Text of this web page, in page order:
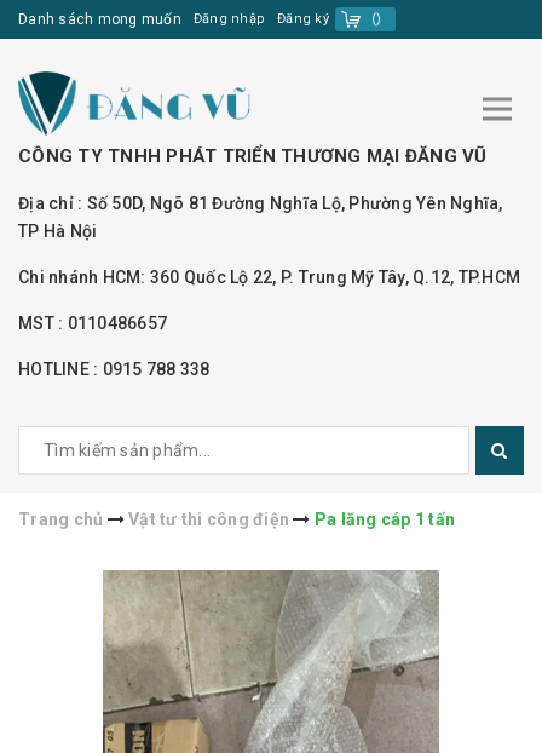
Danh sách mong muốn Đăng nhập Đăng ký ()
CÔNG TY TNHH PHÁT TRIỂN THƯƠNG MẠI ĐĂNG VŨ
Địa chỉ : Số 50D, Ngõ 81 Đường Nghĩa Lộ, Phường Yên Nghĩa,
TP Hà Nội
Chi nhánh HCM: 360 Quốc Lộ 22, P. Trung Mỹ Tây, Q.12, TP.HCM
MST : 0110486657
HOTLINE : 0915 788 338
Trang chủ Vật tư thi công điện Pa lăng cáp 1 tấn